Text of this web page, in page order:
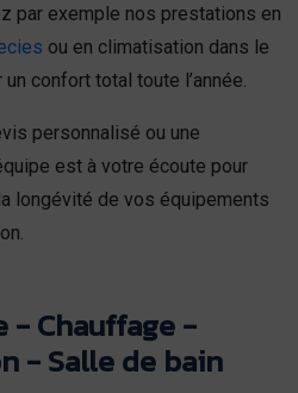
par exemple nos prestations en
ou en climatisation dans le
confort total toute l’année.
personnalisé ou une
est à votre écoute pour
longévité de vos équipements
- Chauffage -
- Salle de bain